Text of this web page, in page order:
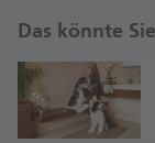
Das könnte